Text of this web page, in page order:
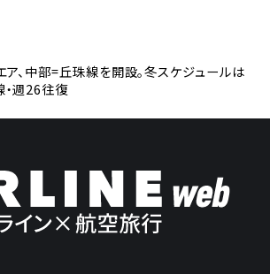
ア、中部=丘珠線を開設。冬スケジュールは
・週26往復